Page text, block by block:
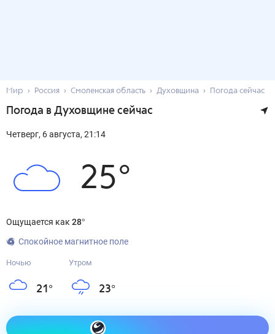
Мир Россия Смоленская область Духовщина Погода сейчас
Погода в Духовщине сейчас
Четверг, 6августа, 21:14
25°
Ощущается как 28°
Спокойное магнитное поле
Ночью
21 °
Утром
23°
Как одеться сегодня